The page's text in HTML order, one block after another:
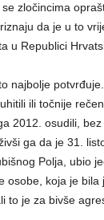
zločincima
da je u to
u Republici
najbolje
ili točnije
2012. osudili,
ga da je 31.
Polja, ubio
osobe, koja je bila
to je za bivše